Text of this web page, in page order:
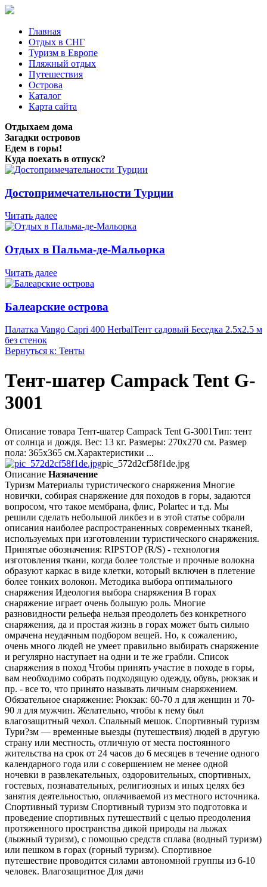
Главная
Отдых в СНГ
Туризм в Европе
Пляжный отдых
Путешествия
Острова
Каталог
Карта сайта
Отдыхаем дома
Загадки островов
Едем в горы!
Куда поехать в отпуск?
Достопримечательности Турции
Читать далее
Отдых в Пальма-де-Мальорка
Читать далее
Балеарские острова
Палатка Vango Capri 400 HerbalТент садовый Беседка 2.5х2.5 м
без стенок
Вернуться к: Тенты
Тент-шатер Campack Tent G-
3001
Описание товара Тент-шатер Campack Tent G-3001Тип: тент
от солнца и дождя. Вес: 13 кг. Размеры: 270х270 см. Размер
пола: 365х365 см.Характеристики ...
pic_572d2cf58f1de.jpg
Описание Назначение
Туризм Материалы туристического снаряжения Многие
новички, собирая снаряжение для походов в горы, задаются
вопросом, что такое мембрана, флис, Polartec и т.д. Мы
решили сделать небольшой ликбез и в этой статье собрали
описания наиболее распространенных современных тканей,
используемых при изготовлении туристического снаряжения.
Принятые обозначения: RIPSTOP (R/S) - технология
изготовления ткани, когда более толстые и прочные волокна
образуют каркас в виде клетки, который включен в плетение
более тонких волокон. Методика выбора оптимального
снаряжения Идеология выбора снаряжения В горах
снаряжение играет очень большую роль. Многие
разновидности рельефа нельзя преодолеть без конкретного
снаряжения, да и простая жизнь в горах может быть сильно
омрачена неудачным подбором вещей. Но, к сожалению,
очень много людей не умеет правильно выбирать снаряжение
и регулярно наступает на одни и те же грабли. Список
снаряжения в поход Чтобы принять участие в походе в горы,
вам необходимо собрать подходящую одежду, обувь, рюкзак и
пр. - все то, что принято называть личным снаряжением.
Обязательное снаряжение: Рюкзак: 60-70 л для женщин и 70-
90 л для мужчин. Желательно, чтобы к нему был
влагозащитный чехол. Спальный мешок. Спортивный туризм
Тури?зм — временные выезды (путешествия) людей в другую
страну или местность, отличную от места постоянного
жительства на срок от 24 часов до 6 месяцев в течение одного
календарного года или с совершением не менее одной
ночевки в развлекательных, оздоровительных, спортивных,
гостевых, познавательных, религиозных и иных целях без
занятия деятельностью, оплачиваемой из местного источника.
Спортивный туризм Спортивный туризм это подготовка и
проведение спортивных путешествий с целью преодоления
протяженного пространства дикой природы на лыжах
(лыжный туризм), с помощью средств сплава (водный туризм)
или пешком в горах (горный туризм). Спортивное
путешествие проводится силами автономной группы из 6-10
человек. Влагозащитное Для дачи